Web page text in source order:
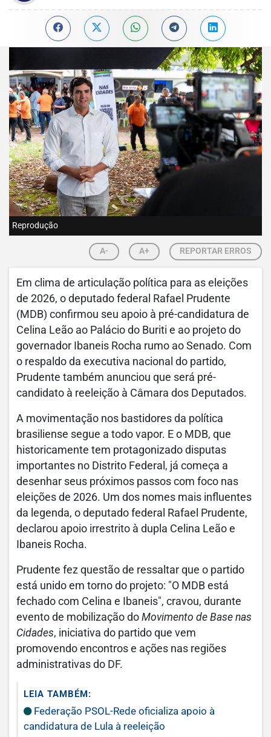
Reprodução
A- A+ REPORTAR ERROS
Em clima de articulação política para as eleições
de 2026, o deputado federal Rafael Prudente
(MDB) confirmou seu apoio à pré-candidatura de
Celina Leão ao Palácio do Buriti e ao projeto do
governador Ibaneis Rocha rumo ao Senado. Com
o respaldo da executiva nacional do partido,
Prudente também anunciou que será pré-
candidato à reeleição à Câmara dos Deputados.
A movimentação nos bastidores da política
brasiliense segue a todo vapor. E o MDB, que
historicamente tem protagonizado disputas
importantes no Distrito Federal, já começa a
desenhar seus próximos passos com foco nas
eleições de 2026. Um dos nomes mais influentes
da legenda, o deputado federal Rafael Prudente,
declarou apoio irrestrito à dupla Celina Leão e
Ibaneis Rocha.
Prudente fez questão de ressaltar que o partido
está unido em torno do projeto: "O MDB está
fechado com Celina e Ibaneis", cravou, durante
evento de mobilização do Movimento de Base nas
Cidades, iniciativa do partido que vem
promovendo encontros e ações nas regiões
administrativas do DF.
LEIA TAMBÉM:
Federação PSOL-Rede oficializa apoio à
candidatura de Lula à reeleição